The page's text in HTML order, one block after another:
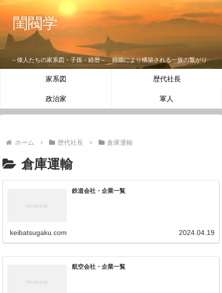
閨閥学
－偉人たちの家系図・子孫・経歴－ 婚姻により構築される一族の繋がり
家系図 歴代社長
政治家 軍人
ホーム 歴代社長 倉庫運輸
倉庫運輸
鉄道会社・企業一覧
keibatsugaku.com 2024.04.19
航空会社・企業一覧